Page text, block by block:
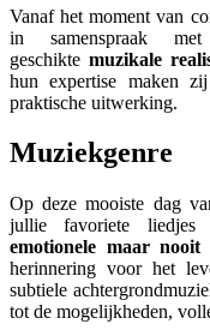
Vanaf het moment van
in samenspraak
geschikte muzikale
hun expertise maken
praktische uitwerking.
Muziekgenre
Op deze mooiste dag
jullie favoriete
emotionele maar nooit
herinnering voor het
subtiele
tot de mogelijkheden,